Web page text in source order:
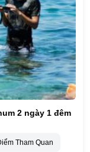
2 ngày 1 đêm
Tham Quan